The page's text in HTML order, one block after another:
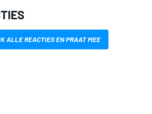
ALLE REACTIES EN PRAAT MEE